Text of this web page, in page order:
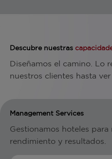
Descubre nuestras
Diseñamos el camino. Lo
nuestros clientes hasta ver
Management Services
Gestionamos hoteles para
rendimiento y resultados.